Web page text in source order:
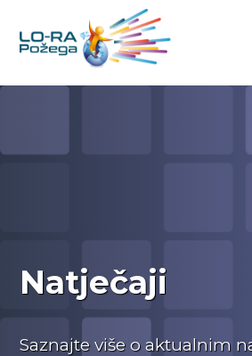
Natječaji
Saznajte više o aktualnim